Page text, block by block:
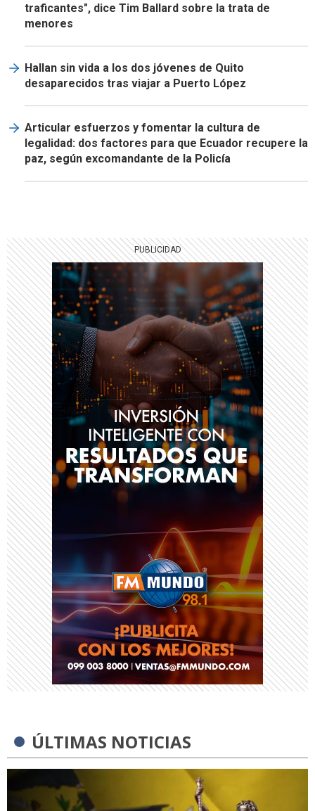
traficantes", dice Tim Ballard sobre la trata de
menores
Hallan sin vida a los dos jóvenes de Quito
desaparecidos tras viajar a Puerto López
Articular esfuerzos y fomentar la cultura de
legalidad: dos factores para que Ecuador recupere la
paz, según excomandante de la Policía
ÚLTIMAS NOTICIAS